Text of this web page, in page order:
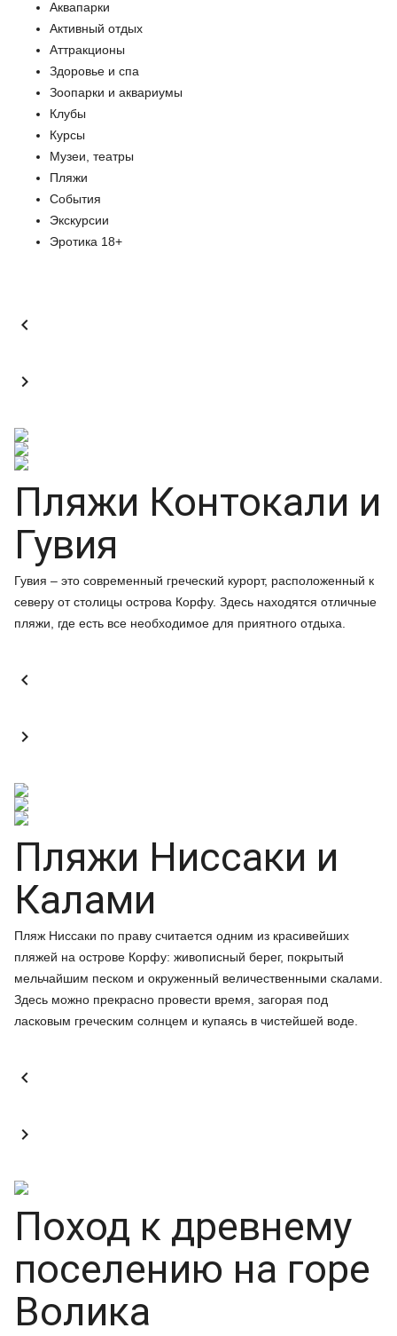
Аквапарки
Активный отдых
Аттракционы
Здоровье и спа
Зоопарки и аквариумы
Клубы
Курсы
Музеи, театры
Пляжи
События
Экскурсии
Эротика 18+


Пляжи Контокали и
Гувия
Гувия – это современный греческий курорт, расположенный к
северу от столицы острова Корфу. Здесь находятся отличные
пляжи, где есть все необходимое для приятного отдыха.


Пляжи Ниссаки и
Калами
Пляж Ниссаки по праву считается одним из красивейших
пляжей на острове Корфу: живописный берег, покрытый
мельчайшим песком и окруженный величественными скалами.
Здесь можно прекрасно провести время, загорая под
ласковым греческим солнцем и купаясь в чистейшей воде.


Поход к древнему
поселению на горе
Волика